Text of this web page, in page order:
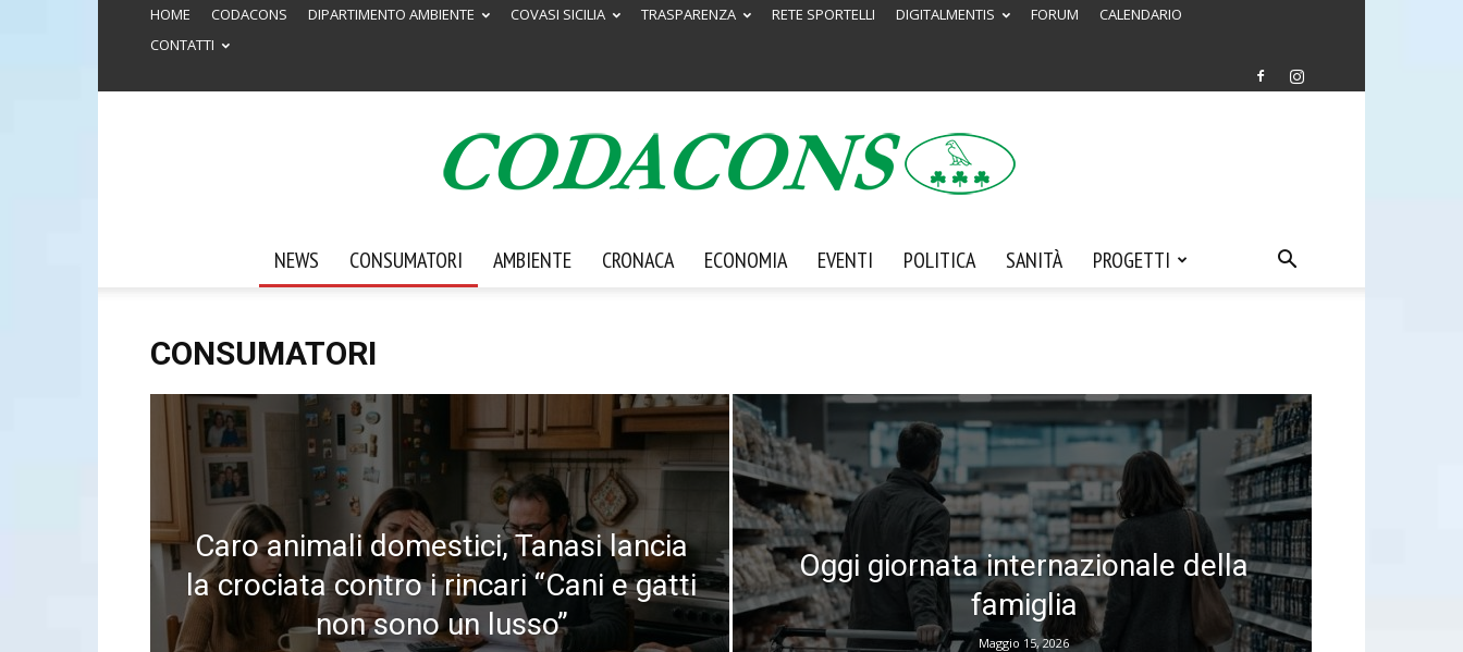
HOME CODACONS DIPARTIMENTO AMBIENTE COVASI SICILIA TRASPARENZA RETE SPORTELLI DIGITALMENTIS FORUM
CALENDARIO
CONTATTI
Codacons
Sicilia
NEWS CONSUMATORI AMBIENTE CRONACA ECONOMIA EVENTI POLITICA SANITÀ PROGETTI
CONSUMATORI
Caro animali domestici, Tanasi lancia
la crociata contro i rincari “Cani e gatti
non sono un lusso”
Oggi giornata internazionale della
famiglia
Maggio 15, 2026